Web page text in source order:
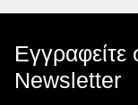
Εγγραφείτε
Newsletter